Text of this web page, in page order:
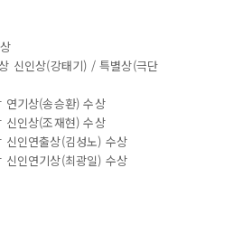
신인상(강태기) / 특별상(극단
기상(송승환) 수상
인상(조재현) 수상
인연출상(김성노) 수상
인연기상(최광일) 수상